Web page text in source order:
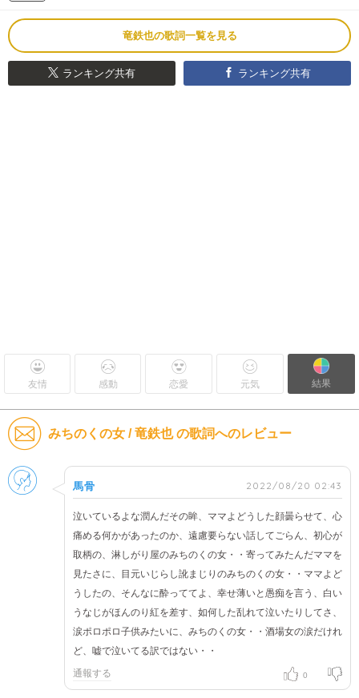
竜鉄也の歌詞一覧を見る
ランキング共有 ランキング共有
友情 感動 恋愛 元気 結果
みちのくの女 / 竜鉄也 の歌詞へのレビュー
男性
馬骨 2022/08/20 02:43
泣いているよな潤んだその眸、ママよどうした顔曇らせて、心
痛める何かがあったのか、遠慮要らない話してごらん、初心が
取柄の、淋しがり屋のみちのくの女・・寄ってみたんだママを
見たさに、目元いじらし訛まじりのみちのくの女・・ママよど
うしたの、そんなに酔っててよ、幸せ薄いと愚痴を言う、白い
うなじがほんのり紅を差す、如何した乱れて泣いたりしてさ、
涙ポロポロ子供みたいに、みちのくの女・・酒場女の涙だけれ
ど、嘘で泣いてる訳ではない・・
通報する 0